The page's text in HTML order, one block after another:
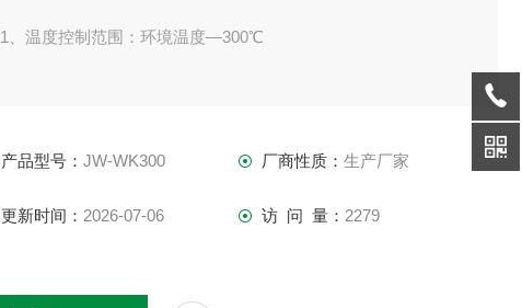
1、温度控制范围：环境温度—300℃
120&amp;amp;amp;amp;amp;amp;amp;amp;amp;#177;2
℃／h （或任意设定升温速率）
产品型号：JW-WK300 厂商性质： 生产厂家
更新时间： 2026-07-06 访 问 量： 2279